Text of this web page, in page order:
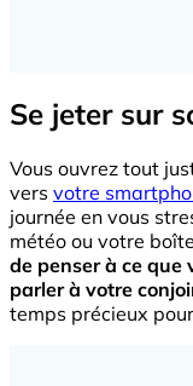
Se jeter sur
Vous ouvrez tout
vers votre
journée en vous
météo ou votre
de penser à ce que
parler à votre
temps précieux